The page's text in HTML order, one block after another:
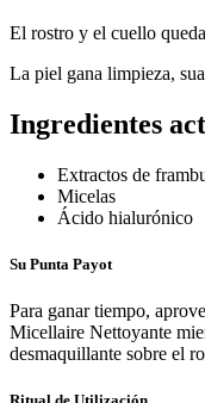
El rostro y el cuello
La piel gana limpieza,
Ingredientes
Extractos de
Micelas
Ácido hialurónico
Su Punta Payot
Para ganar tiempo,
Micellaire Nettoyante
desmaquillante sobre el